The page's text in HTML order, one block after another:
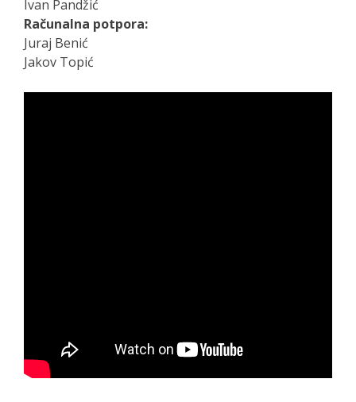
Ivan Pandžić
Računalna potpora:
Juraj Benić
Jakov Topić